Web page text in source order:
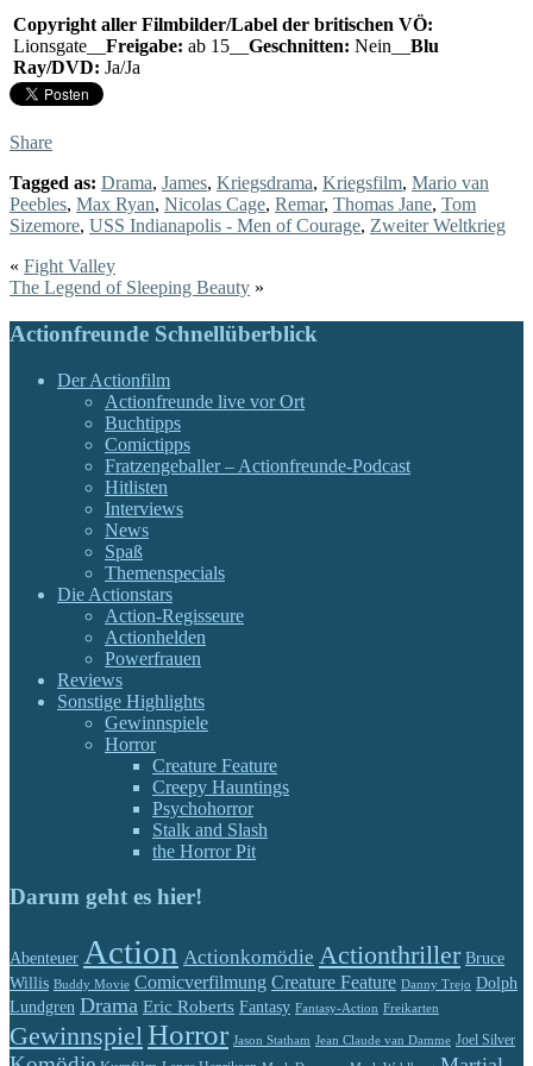
Copyright aller Filmbilder/Label der britischen VÖ:
Lionsgate__ Freigabe: ab 15__ Geschnitten: Nein__ Blu
Ray/DVD: Ja/Ja
Share
Tagged as: Drama, James, Kriegsdrama, Kriegsfilm, Mario van
Peebles, Max Ryan, Nicolas Cage, Remar, Thomas Jane, Tom
Sizemore, USS Indianapolis - Men of Courage, Zweiter Weltkrieg
« Fight Valley
The Legend of Sleeping Beauty »
Actionfreunde Schnellüberblick
Der Actionfilm
Actionfreunde live vor Ort
Buchtipps
Comictipps
Fratzengeballer – Actionfreunde-Podcast
Hitlisten
Interviews
News
Spaß
Themenspecials
Die Actionstars
Action-Regisseure
Actionhelden
Powerfrauen
Reviews
Sonstige Highlights
Gewinnspiele
Horror
Creature Feature
Creepy Hauntings
Psychohorror
Stalk and Slash
the Horror Pit
Darum geht es hier!
Abenteuer Action Actionkomödie Actionthriller Bruce
Willis Buddy Movie Comicverfilmung Creature Feature Danny Trejo Dolph
Lundgren Drama Eric Roberts Fantasy Fantasy-Action Freikarten
GewinnspielHorror Jason Statham Jean Claude van Damme Joel Silver